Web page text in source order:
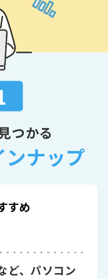
つかる
ナップ
すめ
ど、パソコン